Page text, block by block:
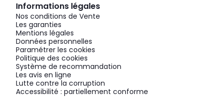
Informations légales
Nos conditions de Vente
Les garanties
Mentions légales
Données personnelles
Paramétrer les cookies
Politique des cookies
Système de recommandation
Les avis en ligne
Lutte contre la corruption
Accessibilité : partiellement conforme